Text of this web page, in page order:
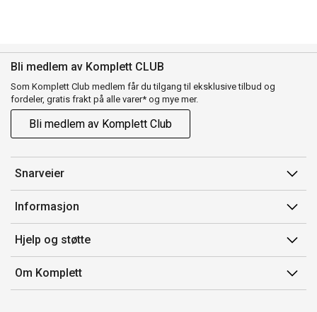
Bli medlem av Komplett CLUB
Som Komplett Club medlem får du tilgang til eksklusive tilbud og
fordeler, gratis frakt på alle varer* og mye mer.
Bli medlem av Komplett Club
Snarveier
Min side
Ordreoversikt
Flex
Komplett Club
Informasjon
Salgsbetingelser
Medlemsvilkår for Komplett Club
Merker/produsent
Hjelp og støtte
Kontakt oss
Kundeservice
Om Komplett